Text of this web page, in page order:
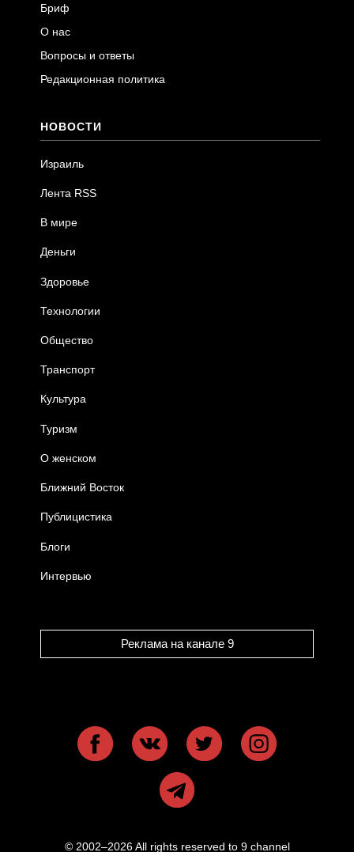
Бриф
О нас
Вопросы и ответы
Редакционная политика
НОВОСТИ
Израиль
Лента RSS
В мире
Деньги
Здоровье
Технологии
Общество
Транспорт
Культура
Туризм
О женском
Ближний Восток
Публицистика
Блоги
Интервью
Реклама на канале 9
© 2002–2026 All rights reserved to 9 channel